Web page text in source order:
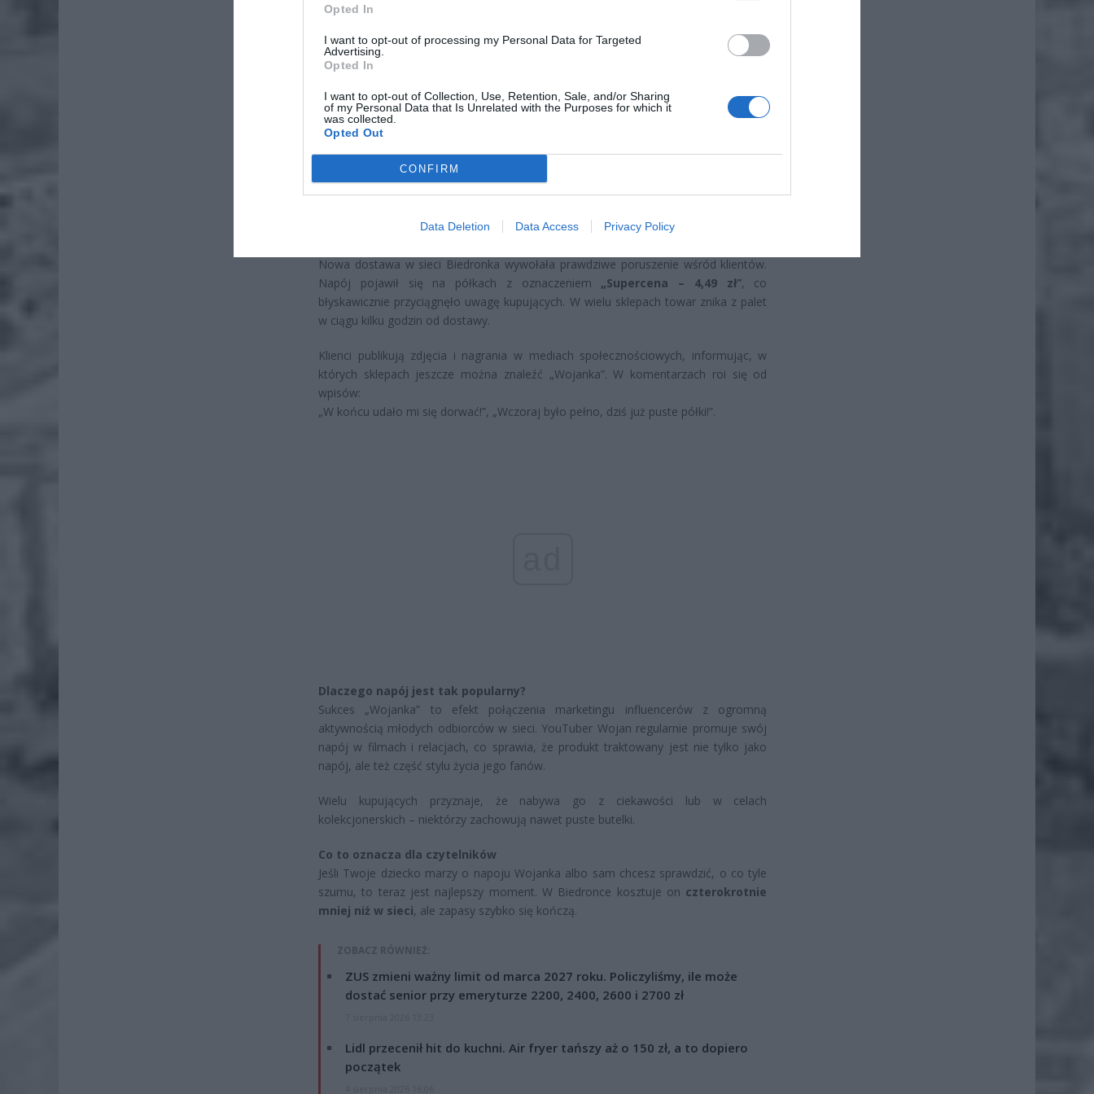
Opted In
I want to opt-out of processing my Personal Data for Targeted
Advertising.
Opted In
I want to opt-out of Collection, Use, Retention, Sale, and/or Sharing
of my Personal Data that Is Unrelated with the Purposes for which it
was collected.
Opted Out
CONFIRM
Data Deletion Data Access Privacy Policy
ZOBACZ RÓWNIEŻ:
Nawet 3600 zł miesięcznie zamiast 800+. Nowa propozycja dla
rodziców dzieci do 3. roku życia
7 sierpnia 2026 19:29
ZUS podniesie próg 500 plus dla seniorów. Policzyliśmy, ile może
wynieść wypłata przy emeryturze od 2200 do 2700 zł
Nowa dostawa w sieci Biedronka wywołała prawdziwe poruszenie wśród klientów.
Napój pojawił się na półkach z oznaczeniem „Supercena – 4,49 zł”, co
błyskawicznie przyciągnęło uwagę kupujących. W wielu sklepach towar znika z palet
w ciągu kilku godzin od dostawy.
Klienci publikują zdjęcia i nagrania w mediach społecznościowych, informując, w
których sklepach jeszcze można znaleźć „Wojanka”. W komentarzach roi się od
wpisów:
„W końcu udało mi się dorwać!”, „Wczoraj było pełno, dziś już puste półki!”.
Dlaczego napój jest tak popularny?
Sukces „Wojanka” to efekt połączenia marketingu influencerów z ogromną
aktywnością młodych odbiorców w sieci. YouTuber Wojan regularnie promuje swój
napój w filmach i relacjach, co sprawia, że produkt traktowany jest nie tylko jako
napój, ale też część stylu życia jego fanów.
Wielu kupujących przyznaje, że nabywa go z ciekawości lub w celach
kolekcjonerskich – niektórzy zachowują nawet puste butelki.
Co to oznacza dla czytelników
Jeśli Twoje dziecko marzy o napoju Wojanka albo sam chcesz sprawdzić, o co tyle
szumu, to teraz jest najlepszy moment. W Biedronce kosztuje on czterokrotnie
mniej niż w sieci, ale zapasy szybko się kończą.
ZOBACZ RÓWNIEŻ:
ZUS zmieni ważny limit od marca 2027 roku. Policzyliśmy, ile może
dostać senior przy emeryturze 2200, 2400, 2600 i 2700 zł
Lidl przecenił hit do kuchni. Air fryer tańszy aż o 150 zł, a to dopiero
początek